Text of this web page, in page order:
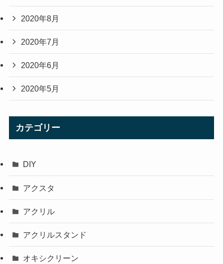
2020年8月
2020年7月
2020年6月
2020年5月
カテゴリー
DIY
アクスタ
アクリル
アクリルスタンド
オキシクリーン